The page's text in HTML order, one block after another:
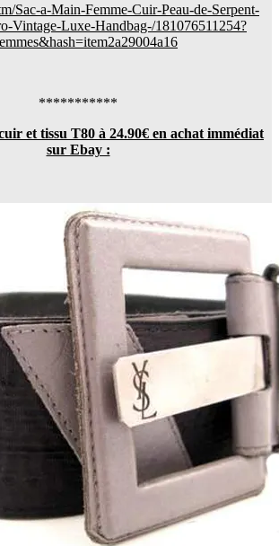
Sac-a-Main-Femme-Cuir-Peau-de-Serpent-
Vintage-Luxe-Handbag-/181076511254?
***********
et tissu T80 à 24.90€ en achat immédiat
sur Ebay :